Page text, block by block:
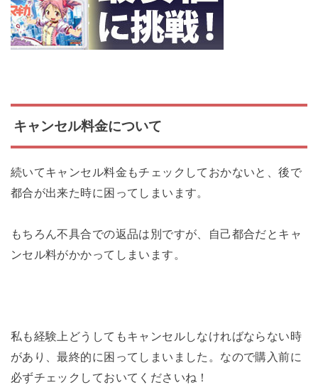
キャンセル料金について
続いてキャンセル料金もチェックしておかないと、後で
都合が出来た時に困ってしまいます。
もちろん不具合での返品は別ですが、自己都合だとキャ
ンセル料がかかってしまいます。
私も経験上どうしてもキャンセルしなければならない時
があり、最終的に困ってしまいました。なので購入前に
必ずチェックしておいてくださいね！